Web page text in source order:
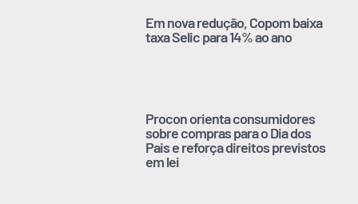
Em nova redução, Copom baixa
taxa Selic para 14% ao ano
Procon orienta consumidores
sobre compras para o Dia dos
Pais e reforça direitos previstos
em lei